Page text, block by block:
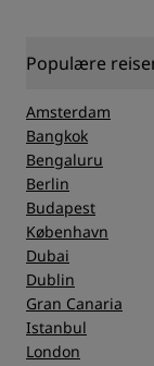
Populære
Amsterdam
Bangkok
Bengaluru
Berlin
Budapest
København
Dubai
Dublin
Gran Canaria
Istanbul
London